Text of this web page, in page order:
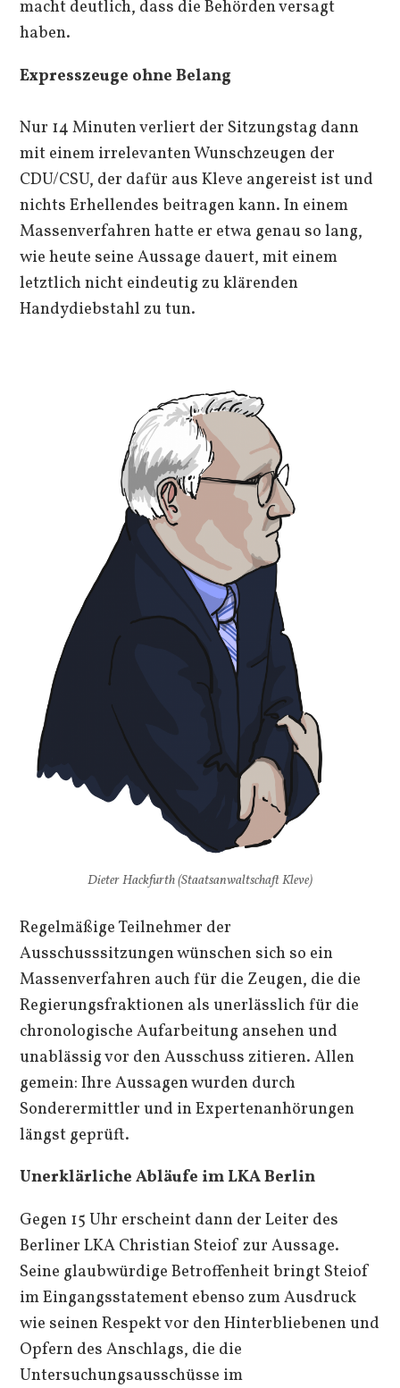
macht deutlich, dass die Behörden versagt
haben.
Expresszeuge ohne Belang
Nur 14 Minuten verliert der Sitzungstag dann
mit einem irrelevanten Wunschzeugen der
CDU/CSU, der dafür aus Kleve angereist ist und
nichts Erhellendes beitragen kann. In einem
Massenverfahren hatte er etwa genau so lang,
wie heute seine Aussage dauert, mit einem
letztlich nicht eindeutig zu klärenden
Handydiebstahl zu tun.
Dieter Hackfurth (Staatsanwaltschaft Kleve)
Regelmäßige Teilnehmer der
Ausschusssitzungen wünschen sich so ein
Massenverfahren auch für die Zeugen, die die
Regierungsfraktionen als unerlässlich für die
chronologische Aufarbeitung ansehen und
unablässig vor den Ausschuss zitieren. Allen
gemein: Ihre Aussagen wurden durch
Sonderermittler und in Expertenanhörungen
längst geprüft.
Unerklärliche Abläufe im LKA Berlin
Gegen 15 Uhr erscheint dann der Leiter des
Berliner LKA Christian Steiof zur Aussage.
Seine glaubwürdige Betroffenheit bringt Steiof
im Eingangsstatement ebenso zum Ausdruck
wie seinen Respekt vor den Hinterbliebenen und
Opfern des Anschlags, die die
Untersuchungsausschüsse im